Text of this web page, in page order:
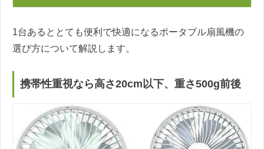
1台あるととても便利で快適になるポータブル扇風機の
選び方について解説します。
携帯性重視なら高さ20cm以下、重さ500g前後